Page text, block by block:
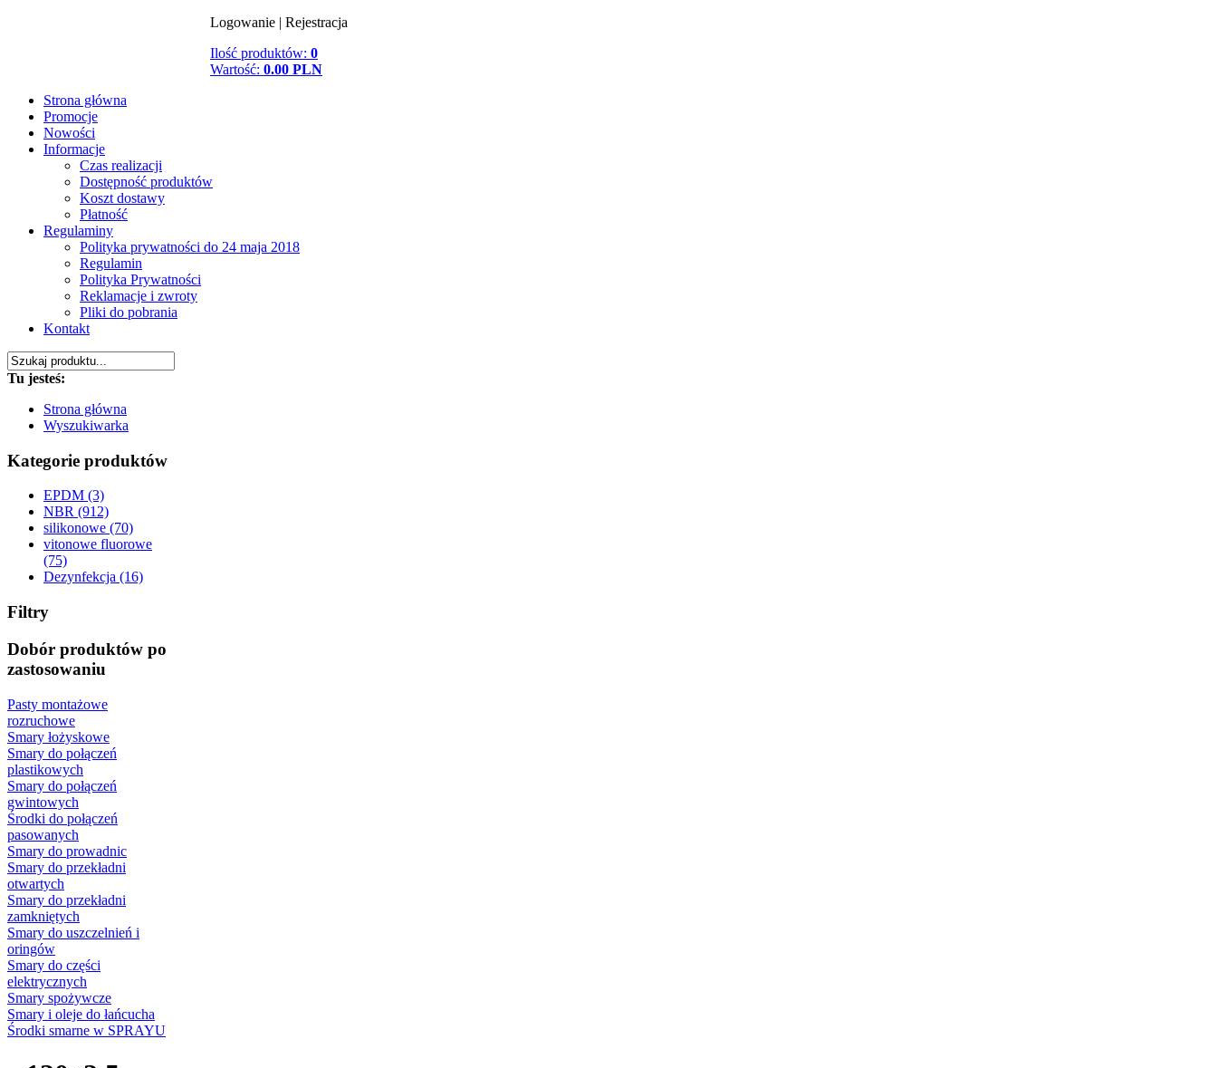
Logowanie | Rejestracja
Ilość produktów: 0
Wartość: 0.00 PLN
Strona główna
Promocje
Nowości
Informacje
Czas realizacji
Dostępność produktów
Koszt dostawy
Płatność
Regulaminy
Polityka prywatności do 24 maja 2018
Regulamin
Polityka Prywatności
Reklamacje i zwroty
Pliki do pobrania
Kontakt
Tu jesteś:
Strona główna
Wyszukiwarka
Kategorie produktów
EPDM (3)
NBR (912)
silikonowe (70)
vitonowe fluorowe
(75)
Dezynfekcja (16)
Filtry
Dobór produktów po
zastosowaniu
Pasty montażowe
rozruchowe
Smary łożyskowe
Smary do połączeń
plastikowych
Smary do połączeń
gwintowych
Środki do połączeń
pasowanych
Smary do prowadnic
Smary do przekładni
otwartych
Smary do przekładni
zamkniętych
Smary do uszczelnień i
oringów
Smary do części
elektrycznych
Smary spożywcze
Smary i oleje do łańcucha
Środki smarne w SPRAYU